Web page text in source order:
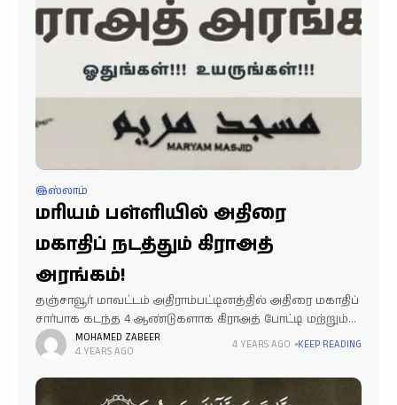
இஸ்லாம்
மரியம் பள்ளியில் அதிரை
மகாதிப் நடத்தும் கிராஅத்
அரங்கம்!
தஞ்சாவூர் மாவட்டம் அதிராம்பட்டினத்தில் அதிரை மகாதிப்
சார்பாக கடந்த 4 ஆண்டுகளாக கிராஅத் போட்டி மற்றும்
கிராஅத் அரங்கம் செக்கடி பள்ளி வளாகத்திலும்,
முகைதீன் பள்ளி அருகிலும் என பல்வேறு மாநிலங்களில்
இருந்து தலை சிறந்த காரிகளை அழைத்து வரப்பட்டு
MOHAMED ZABEER
4 YEARS AGO
4 YEARS AGO KEEP READING